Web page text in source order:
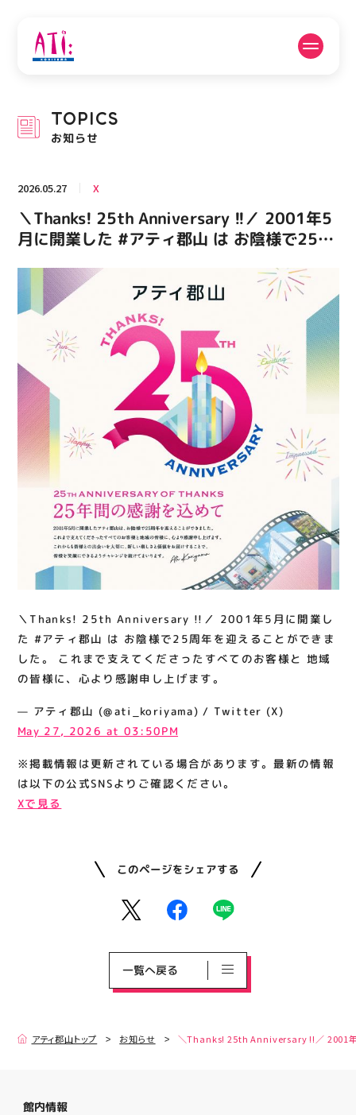
PICK UP NEWS
ピックアップニュース
フロアガイド 営業時間
ACCESS
アクセス・駐車場
RECRUIT
スタッフ募集
関連情報
お知らせ
お問い合わせ
プライバシーポリシー
サイトポリシー
運営会社
出店をご検討の方へ
アティビジョンについて
TOPICS
お知らせ
2026.05.27 X
＼Thanks! 25th Anniversary !!／ 2001年5
月に開業した #アティ郡山 は お陰様で25周
えてくださったすべてのお客様と 地域の皆
様に、心より感謝申し上げます。
＼Thanks! 25th Anniversary !!／ 2001年5月に開業し
た #アティ郡山 は お陰様で25周年を迎えることができま
した。 これまで支えてくださったすべてのお客様と 地域
の皆様に、心より感謝申し上げます。
— アティ郡山 (@ati_koriyama) / Twitter (X)
May 27, 2026 at 03:50PM
※掲載情報は更新されている場合があります。最新の情報
は以下の公式SNSよりご確認ください。
Xで見る
このページをシェアする
一覧へ戻る
アティ郡山トップ お知らせ ＼Thanks! 25th Anniversary !!／ 2001年5
館内情報